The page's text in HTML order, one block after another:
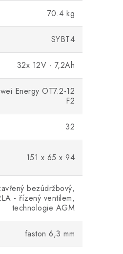
70.4 kg
SYBT4
32x 12V - 7,2Ah
Energy OT7.2-12
F2
32
151 x 65 x 94
bezúdržbový,
- řízený ventilem,
technologie AGM
faston 6,3 mm